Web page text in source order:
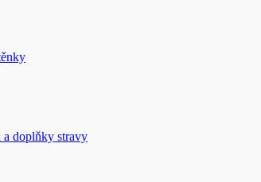
doplňky stravy